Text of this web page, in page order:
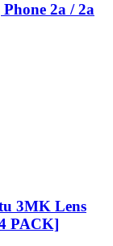
2a / 2a
3MK Lens
PACK]